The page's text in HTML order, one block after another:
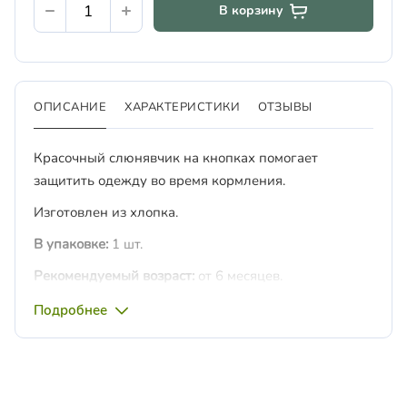
В корзину
ОПИСАНИЕ ХАРАКТЕРИСТИКИ ОТЗЫВЫ
Красочный слюнявчик на кнопках помогает
защитить одежду во время кормления.
Изготовлен из хлопка.
В упаковке: 1 шт.
Рекомендуемый возраст: от 6 месяцев.
Подробнее